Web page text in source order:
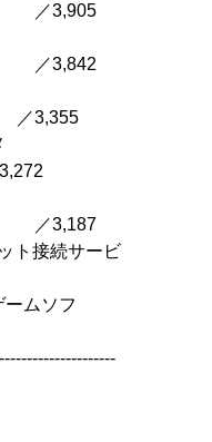
接続サービ
ムソフ